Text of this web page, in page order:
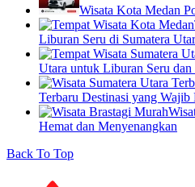
Wisata Kota Medan
Liburan Seru di Sumatera
Utara untuk Liburan Seru dan
Terbaru Destinasi yang
Hemat dan Menyenangkan
Back To Top